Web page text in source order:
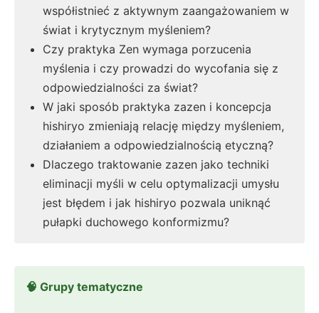
współistnieć z aktywnym zaangażowaniem w
świat i krytycznym myśleniem?
Czy praktyka Zen wymaga porzucenia
myślenia i czy prowadzi do wycofania się z
odpowiedzialności za świat?
W jaki sposób praktyka zazen i koncepcja
hishiryo zmieniają relację między myśleniem,
działaniem a odpowiedzialnością etyczną?
Dlaczego traktowanie zazen jako techniki
eliminacji myśli w celu optymalizacji umysłu
jest błędem i jak hishiryo pozwala uniknąć
pułapki duchowego konformizmu?
🧠 Grupy tematyczne